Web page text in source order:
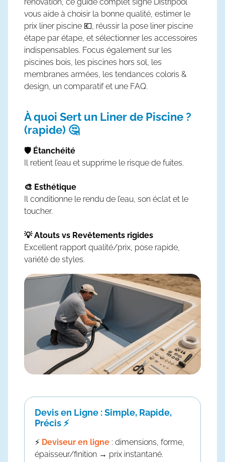
vous aide à choisir la bonne qualité, estimer le
prix liner piscine 💶, réussir la pose liner piscine
étape par étape, et sélectionner les accessoires
indispensables. Focus également sur les
piscines bois, les piscines hors sol, les
membranes armées, les tendances coloris &
design, un comparatif et une FAQ.
À quoi Sert un Liner de Piscine ?
(rapide) 🤔
🛡️ Étanchéité
Il retient l’eau et supprime le risque de fuites.
🎨 Esthétique
Il conditionne le rendu de l’eau, son éclat et le
toucher.
💡 Atouts vs Revêtements rigides
Excellent rapport qualité/prix, pose rapide,
variété de styles.
Devis en Ligne : Simple, Rapide,
Précis ⚡
⚡ Deviseur en ligne : dimensions, forme,
épaisseur/finition → prix instantané.